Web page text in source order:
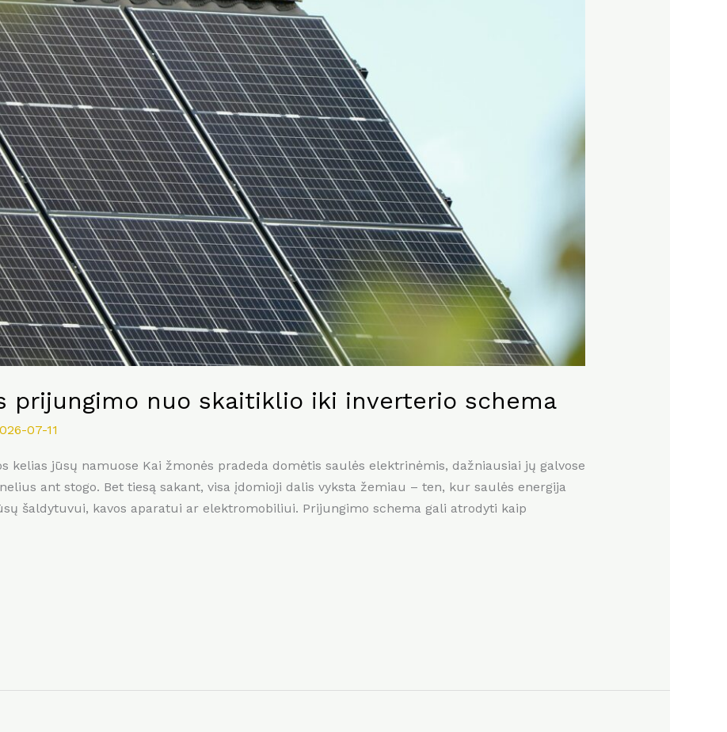
prijungimo nuo skaitiklio iki inverterio schema
07-11
kelias jūsų namuose Kai žmonės pradeda domėtis saulės elektrinėmis, dažniausiai jų galvose
ant stogo. Bet tiesą sakant, visa įdomioji dalis vyksta žemiau – ten, kur saulės energija
šaldytuvui, kavos aparatui ar elektromobiliui. Prijungimo schema gali atrodyti kaip